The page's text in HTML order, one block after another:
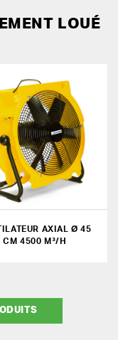
LOUÉ
AXIAL Ø 45
CM 4500 M³/H